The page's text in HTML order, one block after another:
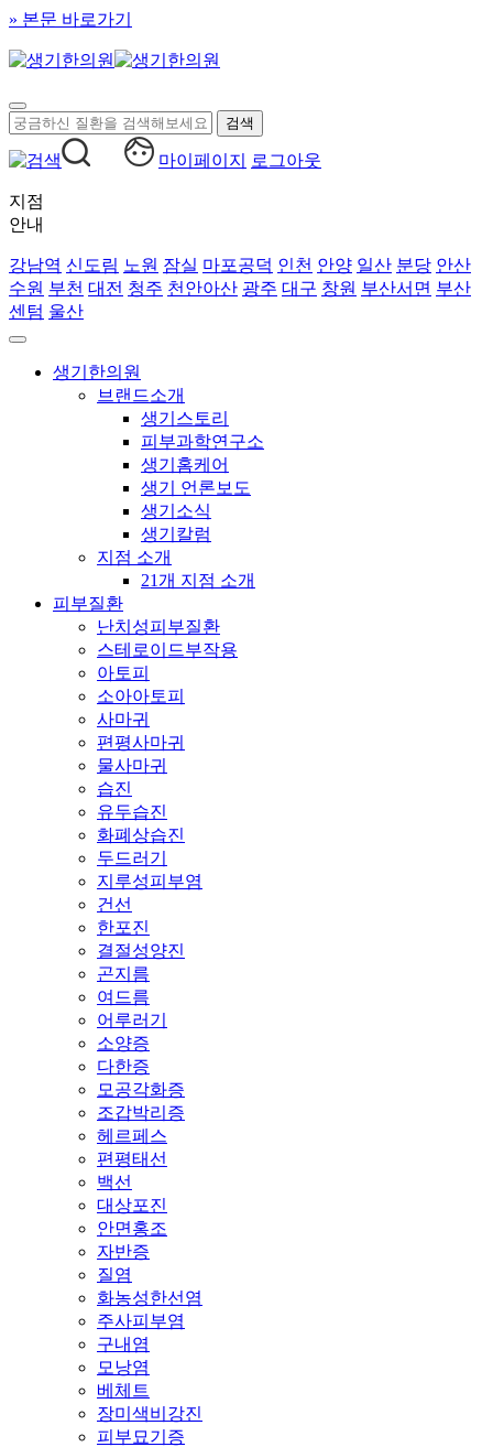
» 본문 바로가기
마이페이지 로그아웃
지점
안내
강남역 신도림 노원 잠실 마포공덕 인천 안양 일산 분당 안산
수원 부천 대전 청주 천안아산 광주 대구 창원 부산서면 부산
센텀 울산
생기한의원
브랜드소개
생기스토리
피부과학연구소
생기홈케어
생기 언론보도
생기소식
생기칼럼
지점 소개
21개 지점 소개
피부질환
난치성피부질환
스테로이드부작용
아토피
소아아토피
사마귀
편평사마귀
물사마귀
습진
유두습진
화폐상습진
두드러기
지루성피부염
건선
한포진
결절성양진
곤지름
여드름
어루러기
소양증
다한증
모공각화증
조갑박리증
헤르페스
편평태선
백선
대상포진
안면홍조
자반증
질염
화농성한선염
주사피부염
구내염
모낭염
베체트
장미색비강진
피부묘기증